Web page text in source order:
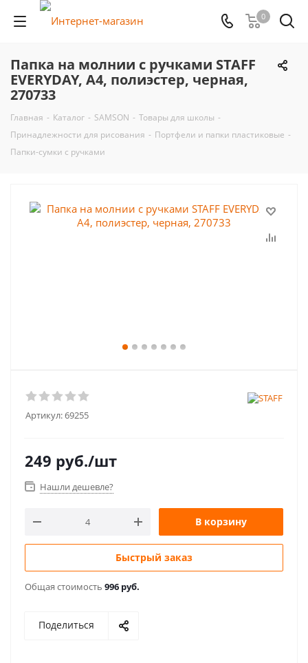
0
Папка на молнии с ручками STAFF
EVERYDAY, А4, полиэстер, черная,
270733
Главная - Каталог - SAMSON - Товары для школы -
Принадлежности для рисования - Портфели и папки пластиковые -
Папки-сумки с ручками
Артикул:69255
249 руб./шт
Нашли дешевле?
В корзину
Быстрый заказ
Общая стоимость 996 руб.
Поделиться